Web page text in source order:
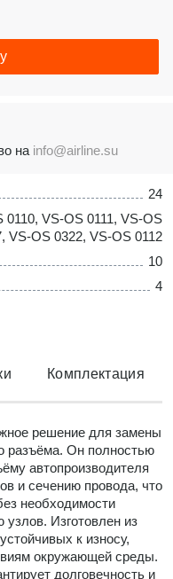
24
0110, VS-OS 0111, VS-OS
, VS-OS 0322, VS-OS 0112
10
4
на info@airline.su
Комплектация
решение для замены
разъёма. Он полностью
автопроизводителя
и сечению провода, что
необходимости
узлов. Изготовлен из
к износу,
окружающей среды.
долговечность и